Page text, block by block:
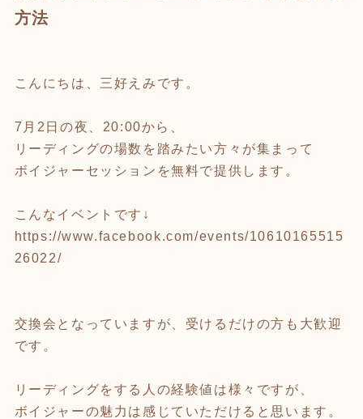
方法
こんにちは、三好えみです。
7月2日の夜、20:00から、
リーディングの場数を踏みたい方々が集まって
ボイジャーセッションを無料で提供します。
こんなイベントです↓
https://www.facebook.com/events/10610165515
26022/
交換会となっていますが、受けるだけの方も大歓迎
です。
リーディングをする人の経験値は様々ですが、
ボイジャーの魅力は感じていただけると思います。